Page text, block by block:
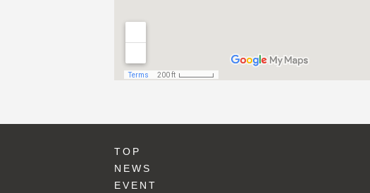
TOP
NEWS
EVENT